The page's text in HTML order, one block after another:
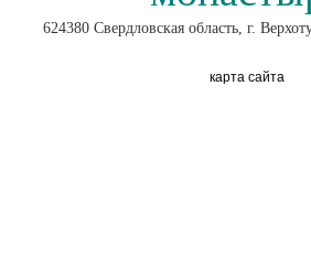
624380 Свердловская область, г.
карта сайта